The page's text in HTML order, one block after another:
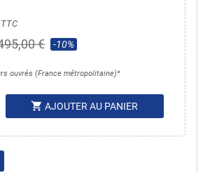
TTC
€ -10%
ouvrés (France métropolitaine)*
shopping_cart AJOUTER AU PANIER